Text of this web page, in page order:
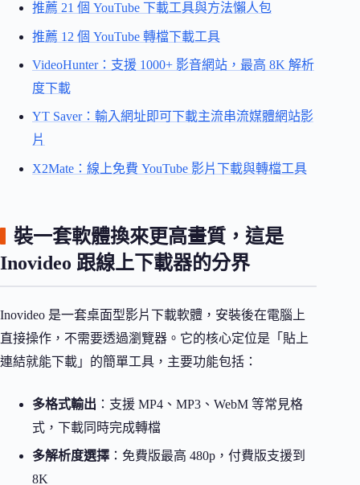
推薦 21 個 YouTube 下載工具與方法懶人包
推薦 12 個 YouTube 轉檔下載工具
VideoHunter：支援 1000+ 影音網站，最高 8K 解析
度下載
YT Saver：輸入網址即可下載主流串流媒體網站影
片
X2Mate：線上免費 YouTube 影片下載與轉檔工具
裝一套軟體換來更高畫質，這是
Inovideo 跟線上下載器的分界
Inovideo 是一套桌面型影片下載軟體，安裝後在電腦上
直接操作，不需要透過瀏覽器。它的核心定位是「貼上
連結就能下載」的簡單工具，主要功能包括：
多格式輸出 ：支援 MP4、MP3、WebM 等常見格
式，下載同時完成轉檔
多解析度選擇 ：免費版最高 480p，付費版支援到
8K